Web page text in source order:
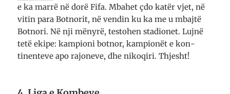
e ka marrë në dorë Fifa. Mbahet çdo katër vjet, në
vitin para Botnorit, në vendin ku ka me u mbajtë
Botnori. Në nji mënyrë, tes­tohen stadionet. Lujnë
tetë ekipe: kampioni bot­nor, kampionët e kon­
tinen­teve apo rajoneve, dhe nikoqiri. Thjesht!